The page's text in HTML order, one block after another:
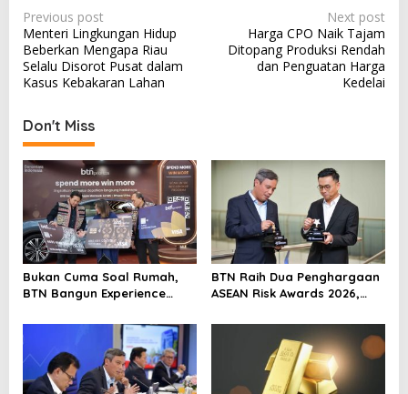
P
o
s
t
n
a
v
g
a
t
i
o
n
Previous post
Menteri Lingkungan Hidup
Beberkan Mengapa Riau
Selalu Disorot Pusat dalam
Kasus Kebakaran Lahan
Next post
Harga CPO Naik Tajam
Ditopang Produksi Rendah
dan Penguatan Harga
Kedelai
Don't Miss
Bukan Cuma Soal Rumah,
BTN Bangun Experience
BTN Raih Dua Penghargaan
ASEAN Risk Awards 2026,
Manajemen Risiko
Berstandar Internasional
Perkuat Pertumbuhan
Berkelanjutan